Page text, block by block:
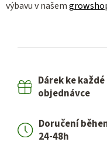
výbavu v našem
Dárek ke každé
objednávce
Doručení
24-48h